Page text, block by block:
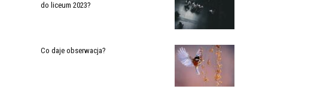
do liceum 2023?
Co daje obserwacja?